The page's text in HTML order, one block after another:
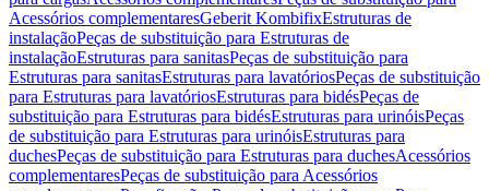
Acessórios complementaresGeberit KombifixEstruturas de
instalaçãoPeças de substituição para Estruturas de
instalaçãoEstruturas para sanitasPeças de substituição para
Estruturas para sanitasEstruturas para lavatóriosPeças de substituição
para Estruturas para lavatóriosEstruturas para bidésPeças de
substituição para Estruturas para bidésEstruturas para urinóisPeças
de substituição para Estruturas para urinóisEstruturas para
duchesPeças de substituição para Estruturas para duchesAcessórios
complementaresPeças de substituição para Acessórios